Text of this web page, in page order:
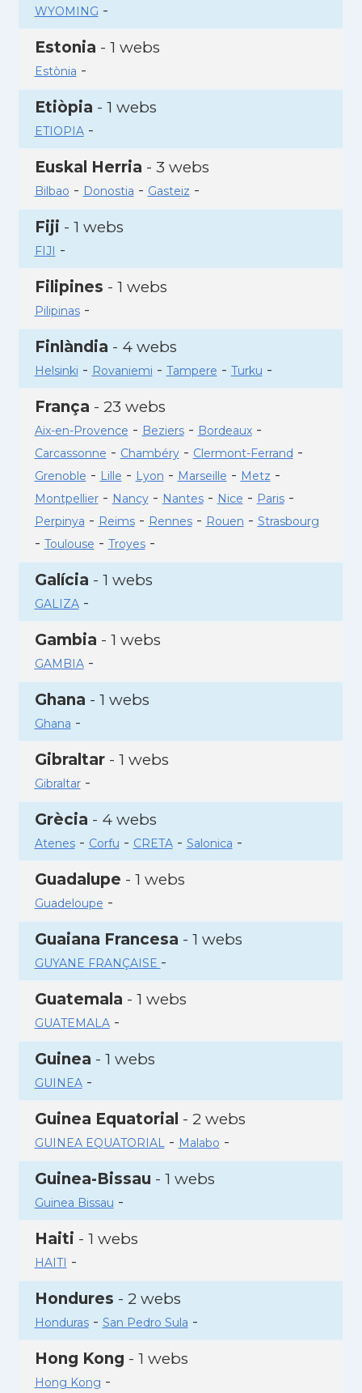
WYOMING -
Estonia - 1 webs
Estònia -
Etiòpia - 1 webs
ETIOPIA-
Euskal Herria - 3 webs
Bilbao - Donostia - Gasteiz -
Fiji - 1 webs
FIJI -
Filipines - 1 webs
Pilipinas-
Finlàndia - 4 webs
Helsinki - Rovaniemi - Tampere - Turku -
França - 23 webs
Aix-en-Provence - Beziers- Bordeaux-
Carcassonne - Chambéry- Clermont-Ferrand -
Grenoble - Lille - Lyon - Marseille - Metz -
Montpellier- Nancy- Nantes- Nice - Paris-
Perpinya - Reims- Rennes- Rouen - Strasbourg
- Toulouse - Troyes-
Galícia - 1 webs
GALIZA-
Gambia - 1 webs
GAMBIA-
Ghana - 1 webs
Ghana -
Gibraltar- 1 webs
Gibraltar-
Grècia - 4 webs
Atenes- Corfu - CRETA- Salonica -
Guadalupe - 1 webs
Guadeloupe -
Guaiana Francesa - 1 webs
GUYANE FRANÇAISE -
Guatemala - 1 webs
GUATEMALA-
Guinea - 1 webs
GUINEA-
Guinea Equatorial - 2 webs
GUINEA EQUATORIAL- Malabo -
Guinea-Bissau - 1 webs
Guinea Bissau -
Haiti - 1 webs
HAITI -
Hondures - 2 webs
Honduras- San Pedro Sula -
Hong Kong - 1 webs
Hong Kong -